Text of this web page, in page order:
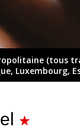
(tous
Luxembourg,